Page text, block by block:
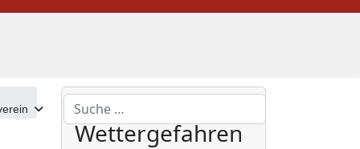
Suchen
DWD
Wettergefahren